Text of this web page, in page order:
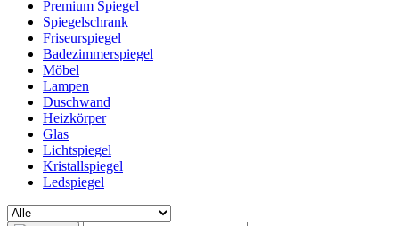
Premium Spiegel
Spiegelschrank
Friseurspiegel
Badezimmerspiegel
Möbel
Lampen
Duschwand
Heizkörper
Glas
Lichtspiegel
Kristallspiegel
Ledspiegel